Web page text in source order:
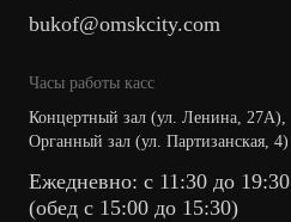
bukof@omskcity.com
Часы работы касс
Концертный зал (ул. Ленина, 27А),
Органный зал (ул. Партизанская, 4)
Ежедневно: с 11:30 до 19:30
(обед с 15:00 до 15:30)